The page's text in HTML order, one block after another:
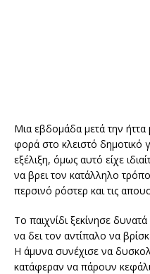
Μια εβδομάδα μετά την ήττα
φορά στο κλειστό δημοτικό
εξέλιξη, όμως αυτό είχε
να βρει τον κατάλληλο
περσινό ρόστερ και τις
Το παιχνίδι ξεκίνησε
να δει τον αντίπαλο να
Η άμυνα συνέχισε να
κατάφεραν να πάρουν